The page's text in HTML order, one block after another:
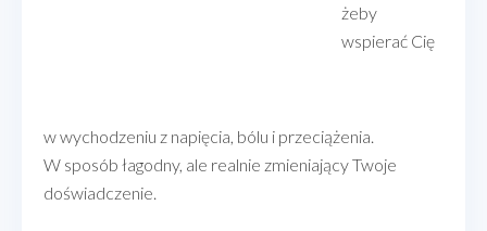
żeby
wspierać Cię
w wychodzeniu z napięcia, bólu i przeciążenia.
W sposób łagodny, ale realnie zmieniający Twoje
doświadczenie.